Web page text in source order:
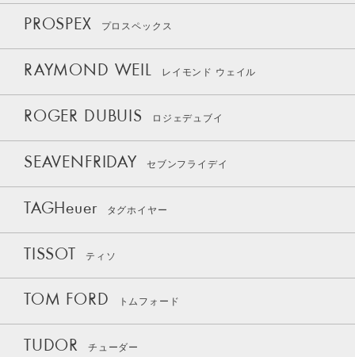
PROSPEX プロスペックス
RAYMOND WEIL レイモンド ウェイル
ROGER DUBUIS ロジェデュブイ
SEAVENFRIDAY セブンフライデイ
TAGHeuer タグホイヤー
TISSOT ティソ
TOM FORD トムフォード
TUDOR チューダー